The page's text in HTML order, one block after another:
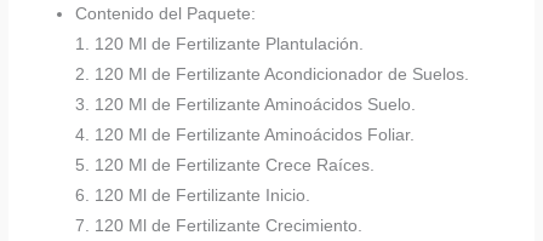
Contenido del Paquete:
1. 120 Ml de Fertilizante Plantulación.
2. 120 Ml de Fertilizante Acondicionador de Suelos.
3. 120 Ml de Fertilizante Aminoácidos Suelo.
4. 120 Ml de Fertilizante Aminoácidos Foliar.
5. 120 Ml de Fertilizante Crece Raíces.
6. 120 Ml de Fertilizante Inicio.
7. 120 Ml de Fertilizante Crecimiento.